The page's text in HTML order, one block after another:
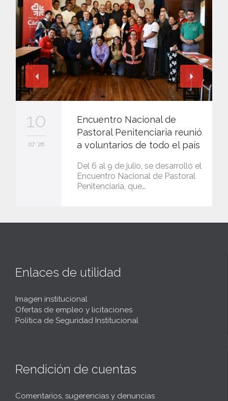
10
07 '26
Encuentro Nacional de
Pastoral Penitenciaria reunió
a voluntarios de todo el país
Del 6 al 9 de julio, se desarrolló el
Encuentro Nacional de Pastoral
Penitenciaria, que…
Enlaces de utilidad
Imagen institucional
Ofertas de empleo y licitaciones
Política de Seguridad Institucional
Rendición de cuentas
Comentarios, sugerencias y denuncias